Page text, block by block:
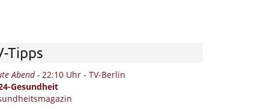
Tipps
Abend - 22:10 Uhr - TV-Berlin
Gesundheit